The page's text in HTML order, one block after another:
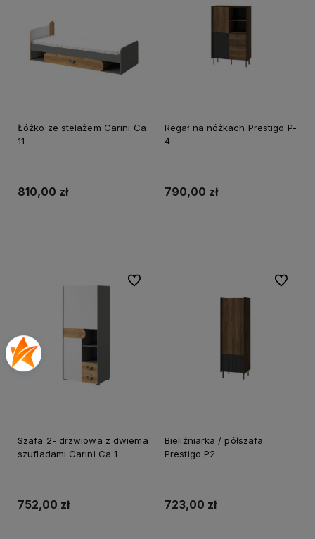
Łóżko ze stelażem Carini Ca
11
810,00 zł
Regał na nóżkach Prestigo P-
4
790,00 zł
Szafa 2- drzwiowa z dwiema
szufladami Carini Ca 1
752,00 zł
Do ulubionych
Bieliźniarka / półszafa
Prestigo P2
723,00 zł
Do